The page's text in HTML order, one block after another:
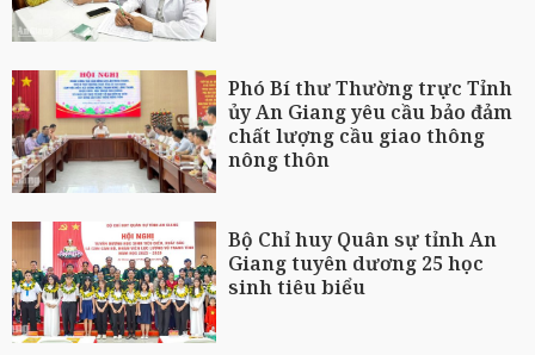
Phó Bí thư Thường trực Tỉnh
ủy An Giang yêu cầu bảo đảm
chất lượng cầu giao thông
nông thôn
Bộ Chỉ huy Quân sự tỉnh An
Giang tuyên dương 25 học
sinh tiêu biểu